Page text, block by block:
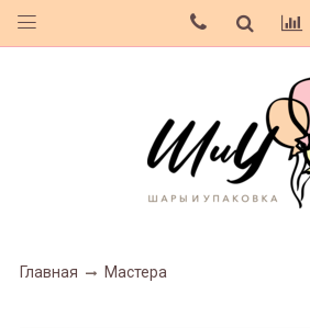
Главная Мастера